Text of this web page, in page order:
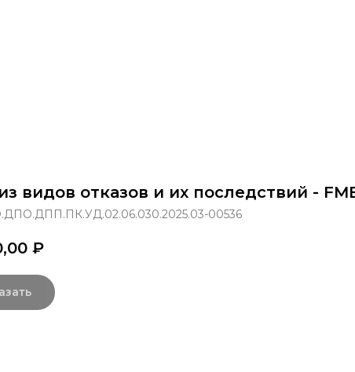
видов отказов и их последствий -
00536
₽